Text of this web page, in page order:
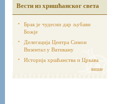
Вести из хришћанског света
Брак је чудесни дар љубави
Божје
Делегација Центра Симон
Визентал у Ватикану
Историја хршћанства и Цркава
више